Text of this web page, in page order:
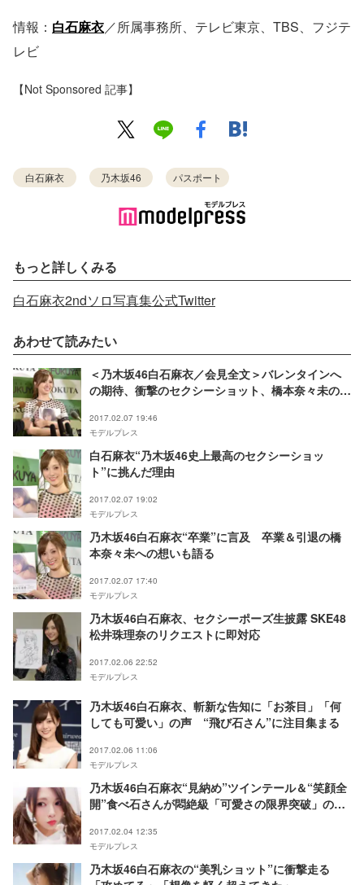
情報： 白石麻衣／所属事務所、テレビ東京、TBS、フジテ
レビ
【Not Sponsored 記事】
白石麻衣 乃木坂46 パスポート
もっと詳しくみる
白石麻衣2ndソロ写真集公式Twitter
あわせて読みたい
＜乃木坂46白石麻衣／会見全文＞バレンタインへ
の期待、衝撃のセクシーショット、橋本奈々未の卒
2017.02.07 19:46
モデルプレス
白石麻衣“乃木坂46史上最高のセクシーショッ
ト”に挑んだ理由
2017.02.07 19:02
モデルプレス
乃木坂46白石麻衣“卒業”に言及 卒業＆引退の橋
本奈々未への想いも語る
2017.02.07 17:40
モデルプレス
乃木坂46白石麻衣、セクシーポーズ生披露 SKE48
松井珠理奈のリクエストに即対応
2017.02.06 22:52
モデルプレス
乃木坂46白石麻衣、斬新な告知に「お茶目」「何
しても可愛い」の声 “飛び石さん”に注目集まる
2017.02.06 11:06
モデルプレス
乃木坂46白石麻衣“見納め”ツインテール＆“笑顔全
開”食べ石さんが悶絶級「可愛さの限界突破」の声
2017.02.04 12:35
モデルプレス
乃木坂46白石麻衣の“美乳ショット”に衝撃走る